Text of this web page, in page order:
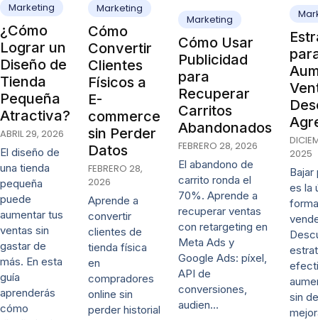
Marketing
¿Cómo
Lograr un
Diseño de
Tienda
Pequeña
Atractiva?
ABRIL 29, 2026
El diseño de
una tienda
pequeña
puede
aumentar tus
ventas sin
gastar de
más. En esta
guía
aprenderás
cómo
Marketing
Cómo
Convertir
Clientes
Físicos a
E-
commerce
sin Perder
Datos
FEBRERO 28,
2026
Aprende a
convertir
clientes de
tienda física
en
compradores
online sin
perder historial
Marketing
Cómo Usar
Publicidad
para
Recuperar
Carritos
Abandonados
FEBRERO 28, 2026
El abandono de
carrito ronda el
70%. Aprende a
recuperar ventas
con retargeting en
Meta Ads y
Google Ads: píxel,
API de
conversiones,
audien…
2025
es la
sin